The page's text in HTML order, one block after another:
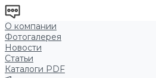
О компании
Фотогалерея
Новости
Статьи
Каталоги PDF